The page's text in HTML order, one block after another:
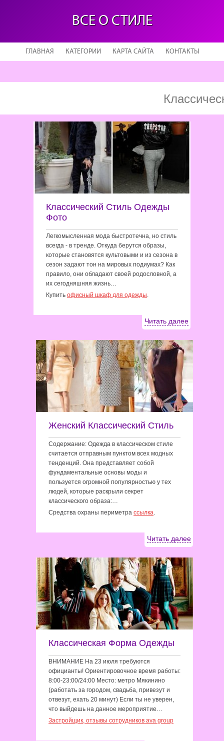
ВСЕ О СТИЛЕ
ГЛАВНАЯ КАТЕГОРИИ КАРТА САЙТА КОНТАКТЫ
Классический Стиль Одежды
Фото
Легкомысленная мода быстротечна, но стиль
всегда - в тренде. Откуда берутся образы,
которые становятся культовыми и из сезона в
сезон задают тон на мировых подиумах? Как
правило, они обладают своей родословной, а
их сегодняшняя жизнь…
Купить офисный шкаф для одежды.
Читать далее
Женский Классический Стиль
Содержание: Одежда в классическом стиле
считается отправным пунктом всех модных
тенденций. Она представляет собой
фундаментальные основы моды и
пользуется огромной популярностью у тех
людей, которые раскрыли секрет
классического образа:…
Средства охраны периметра ссылка.
Читать далее
Классическая Форма Одежды
ВНИМАНИЕ На 23 июля требуются
официанты! Ориентировочное время работы:
8:00-23:00/24:00 Место: метро Мякинино
(работать за городом, свадьба, привезут и
отвезут, ехать 20 минут) Если ты не уверен,
что выйдешь на данное мероприятие…
Застройщик, отзывы сотрудников ava group